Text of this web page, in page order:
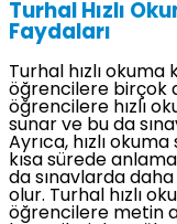
Turhal Hızlı
Faydaları
Turhal hızlı okuma
öğrencilere birçok
öğrencilere hızlı
sunar ve bu da
Ayrıca, hızlı
kısa sürede
da sınavlarda
olur. Turhal hızlı
öğrencilere metin